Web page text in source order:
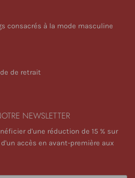
consacrés à la mode masculine
de retrait
NEWSLETTER
d'une réduction de 15 % sur
accès en avant-première aux